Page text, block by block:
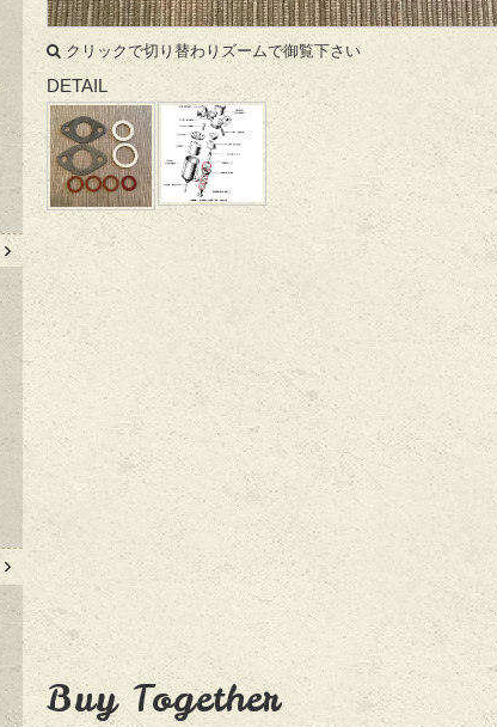
クリックで切り替わりズームで御覧下さい
DETAIL
Buy Together